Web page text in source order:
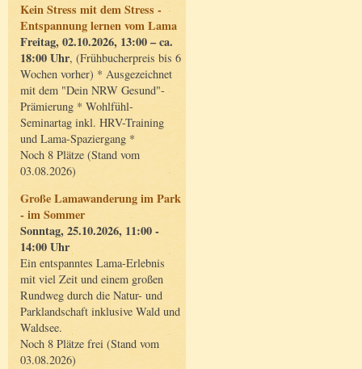
Kein Stress mit dem Stress -
Entspannung lernen vom Lama
Freitag, 02.10.2026, 13:00 – ca.
18:00 Uhr, (Frühbucherpreis bis 6
Wochen vorher) * Ausgezeichnet
mit dem "Dein NRW Gesund"-
Prämierung * Wohlfühl-
Seminartag inkl. HRV-Training
und Lama-Spaziergang *
Noch 8 Plätze (Stand vom
03.08.2026)
Große Lamawanderung im Park
- im Sommer
Sonntag, 25.10.2026, 11:00 -
14:00 Uhr
Ein entspanntes Lama-Erlebnis
mit viel Zeit und einem großen
Rundweg durch die Natur- und
Parklandschaft inklusive Wald und
Waldsee.
Noch 8 Plätze frei (Stand vom
03.08.2026)